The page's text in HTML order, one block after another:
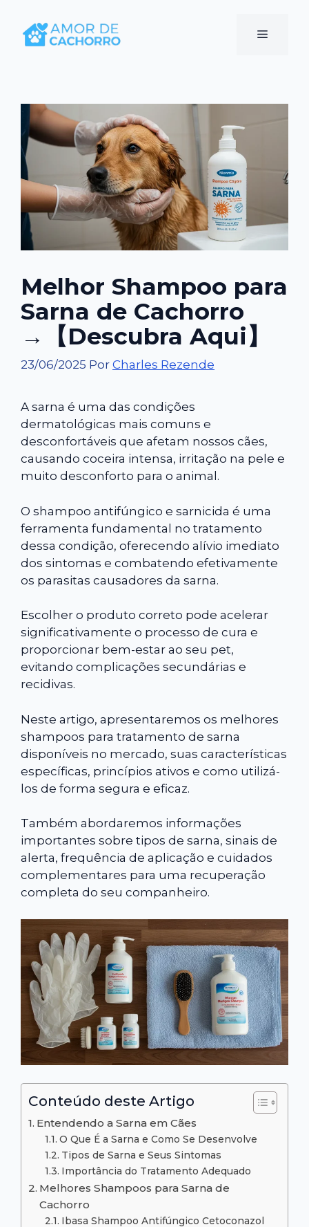
Menu
Melhor Shampoo para
Sarna de Cachorro
→【Descubra Aqui】
23/06/2025 Por Charles Rezende
A sarna é uma das condições
dermatológicas mais comuns e
desconfortáveis que afetam nossos cães,
causando coceira intensa, irritação na pele e
muito desconforto para o animal.
O shampoo antifúngico e sarnicida é uma
ferramenta fundamental no tratamento
dessa condição, oferecendo alívio imediato
dos sintomas e combatendo efetivamente
os parasitas causadores da sarna.
Escolher o produto correto pode acelerar
significativamente o processo de cura e
proporcionar bem-estar ao seu pet,
evitando complicações secundárias e
recidivas.
Neste artigo, apresentaremos os melhores
shampoos para tratamento de sarna
disponíveis no mercado, suas características
específicas, princípios ativos e como utilizá-
los de forma segura e eficaz.
Também abordaremos informações
importantes sobre tipos de sarna, sinais de
alerta, frequência de aplicação e cuidados
complementares para uma recuperação
completa do seu companheiro.
Conteúdo deste Artigo
Entendendo a Sarna em Cães
O Que É a Sarna e Como Se Desenvolve
Tipos de Sarna e Seus Sintomas
Importância do Tratamento Adequado
Melhores Shampoos para Sarna de
Cachorro
Ibasa Shampoo Antifúngico Cetoconazol